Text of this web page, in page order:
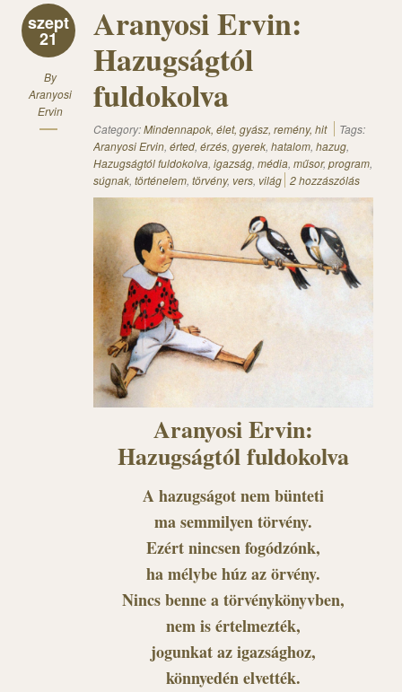
szept
21
By
Aranyosi
Ervin
Aranyosi Ervin:
Hazugságtól
fuldokolva
Category:Mindennapok, élet, gyász, remény, hit
Tags:
Aranyosi Ervin, érted, érzés, gyerek, hatalom, hazug,
Hazugságtól fuldokolva, igazság, média, műsor, program,
súgnak, történelem, törvény, vers, világ 2 hozzászólás
Aranyosi Ervin:
Hazugságtól fuldokolva
A hazugságot nem bünteti
ma semmilyen törvény.
Ezért nincsen fogódzónk,
ha mélybe húz az örvény.
Nincs benne a törvénykönyvben,
nem is értelmezték,
jogunkat az igazsághoz,
könnyedén elvették.